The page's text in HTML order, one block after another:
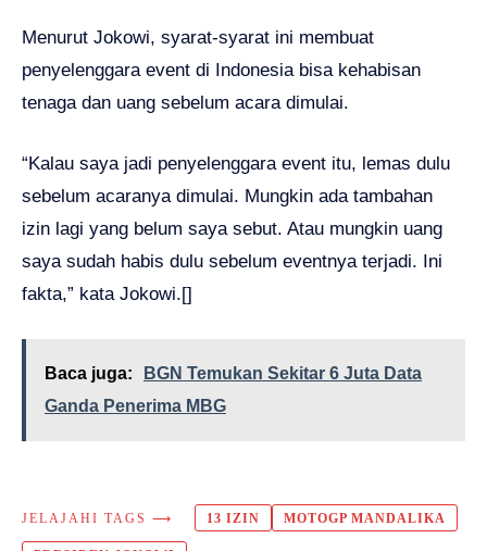
Menurut Jokowi, syarat-syarat ini membuat
penyelenggara event di Indonesia bisa kehabisan
tenaga dan uang sebelum acara dimulai.
“Kalau saya jadi penyelenggara event itu, lemas dulu
sebelum acaranya dimulai. Mungkin ada tambahan
izin lagi yang belum saya sebut. Atau mungkin uang
saya sudah habis dulu sebelum eventnya terjadi. Ini
fakta,” kata Jokowi.[]
Baca juga:
BGN Temukan Sekitar 6 Juta Data
Ganda Penerima MBG
JELAJAHI TAGS ⟶ 13 IZIN MOTOGP MANDALIKA